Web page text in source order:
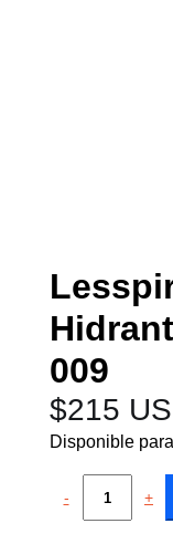
009
$215
Disponible
- +